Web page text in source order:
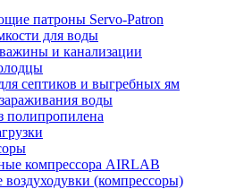
патроны Servo-Patron
для воды
и канализации
септиков и выгребных ям
воды
полипропилена
компрессора AIRLAB
(компрессоры)